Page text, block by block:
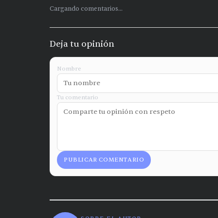
Cargando comentarios...
Deja tu opinión
Nombre
Tu comentario
PUBLICAR COMENTARIO